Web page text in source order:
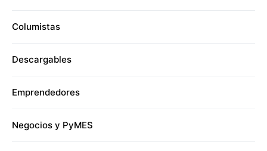
Columistas
Descargables
Emprendedores
Negocios y PyMES